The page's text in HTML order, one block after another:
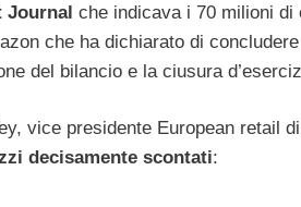
Journal che indicava i 70 milioni
che ha dichiarato di
del bilancio e la ciusura
vice presidente European retail
decisamente scontati: